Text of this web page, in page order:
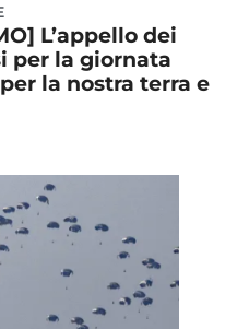
L’appello dei
per la giornata
la nostra terra e